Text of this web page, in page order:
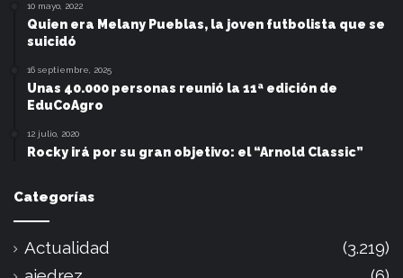
10 mayo, 2022
Quien era Melany Pueblas, la joven futbolista que se
suicidó
16 septiembre, 2025
Unas 40.000 personas reunió la 11ª edición de
EduCoAgro
12 julio, 2020
Rocky irá por su gran objetivo: el “Arnold Classic”
Categorías
Actualidad
(3.219)